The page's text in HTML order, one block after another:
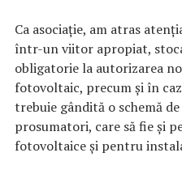
Ca asociație, am atras
într-un viitor apropiat,
obligatorie la autorizarea
fotovoltaic, precum și în
trebuie gândită o schemă
prosumatori, care să fie și
fotovoltaice și pentru